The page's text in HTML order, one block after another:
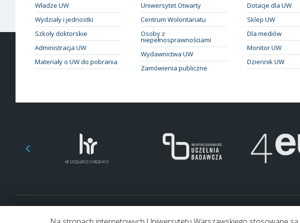
Władze UW
Wydziały i jednostki
Szkoły doktorskie
Administracja UW
Materiały o UW do pobrania
Uniwersytet Otwarty
Centrum Wolontariatu
Osoby z
niepełnosprawnościami
Wydawnictwa UW
Zamówienia publiczne
Dotacje dla UW
Sklep UW
Dla mediów
Monitor UW
Dziennik UW